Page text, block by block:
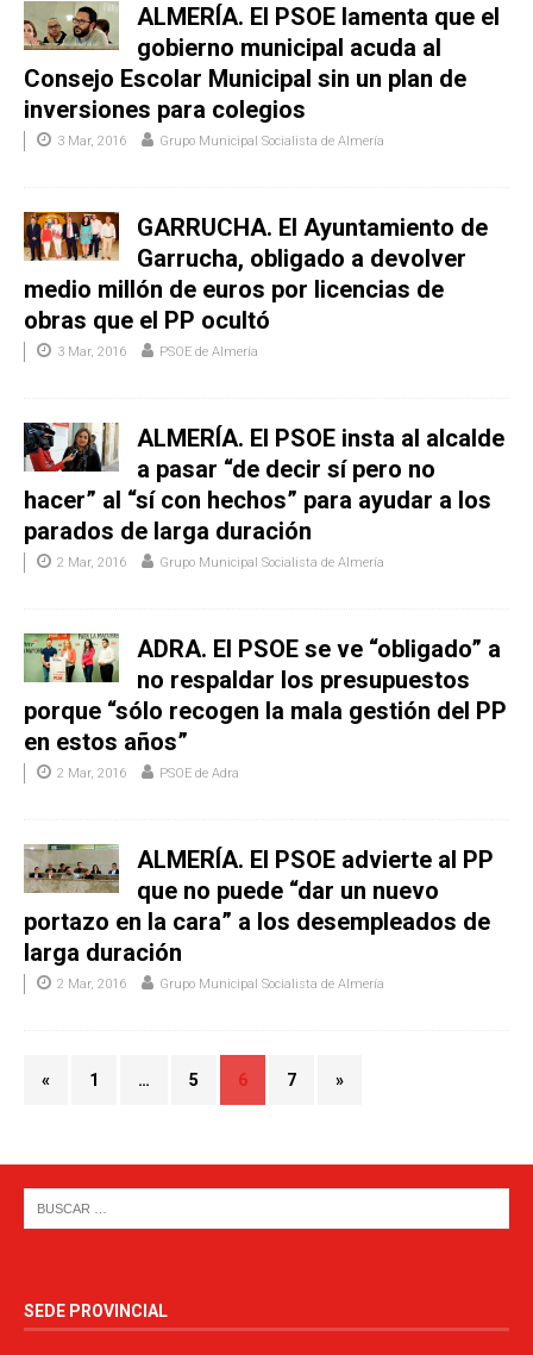
ALMERÍA. El PSOE lamenta que el
gobierno municipal acuda al
Consejo Escolar Municipal sin un plan de
inversiones para colegios
3 Mar, 2016 Grupo Municipal Socialista de Almería
GARRUCHA. El Ayuntamiento de
Garrucha, obligado a devolver
medio millón de euros por licencias de
obras que el PP ocultó
3 Mar, 2016 PSOE de Almería
ALMERÍA. El PSOE insta al alcalde
a pasar “de decir sí pero no
hacer” al “sí con hechos” para ayudar a los
parados de larga duración
2 Mar, 2016 Grupo Municipal Socialista de Almería
ADRA. El PSOE se ve “obligado” a
no respaldar los presupuestos
porque “sólo recogen la mala gestión del PP
en estos años”
2 Mar, 2016 PSOE de Adra
ALMERÍA. El PSOE advierte al PP
que no puede “dar un nuevo
portazo en la cara” a los desempleados de
larga duración
2 Mar, 2016 Grupo Municipal Socialista de Almería
« 1 … 5 6 7 »
SEDE PROVINCIAL